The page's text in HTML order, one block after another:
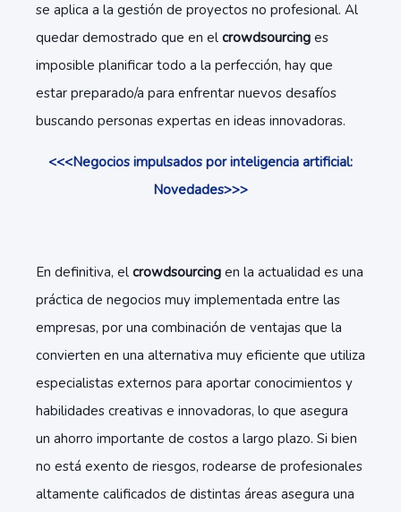
se aplica a la gestión de proyectos no profesional. Al
quedar demostrado que en el crowdsourcing es
imposible planificar todo a la perfección, hay que
estar preparado/a para enfrentar nuevos desafíos
buscando personas expertas en ideas innovadoras.
<<<Negocios impulsados por inteligencia artificial:
Novedades>>>
En definitiva, el crowdsourcing en la actualidad es una
práctica de negocios muy implementada entre las
empresas, por una combinación de ventajas que la
convierten en una alternativa muy eficiente que utiliza
especialistas externos para aportar conocimientos y
habilidades creativas e innovadoras, lo que asegura
un ahorro importante de costos a largo plazo. Si bien
no está exento de riesgos, rodearse de profesionales
altamente calificados de distintas áreas asegura una